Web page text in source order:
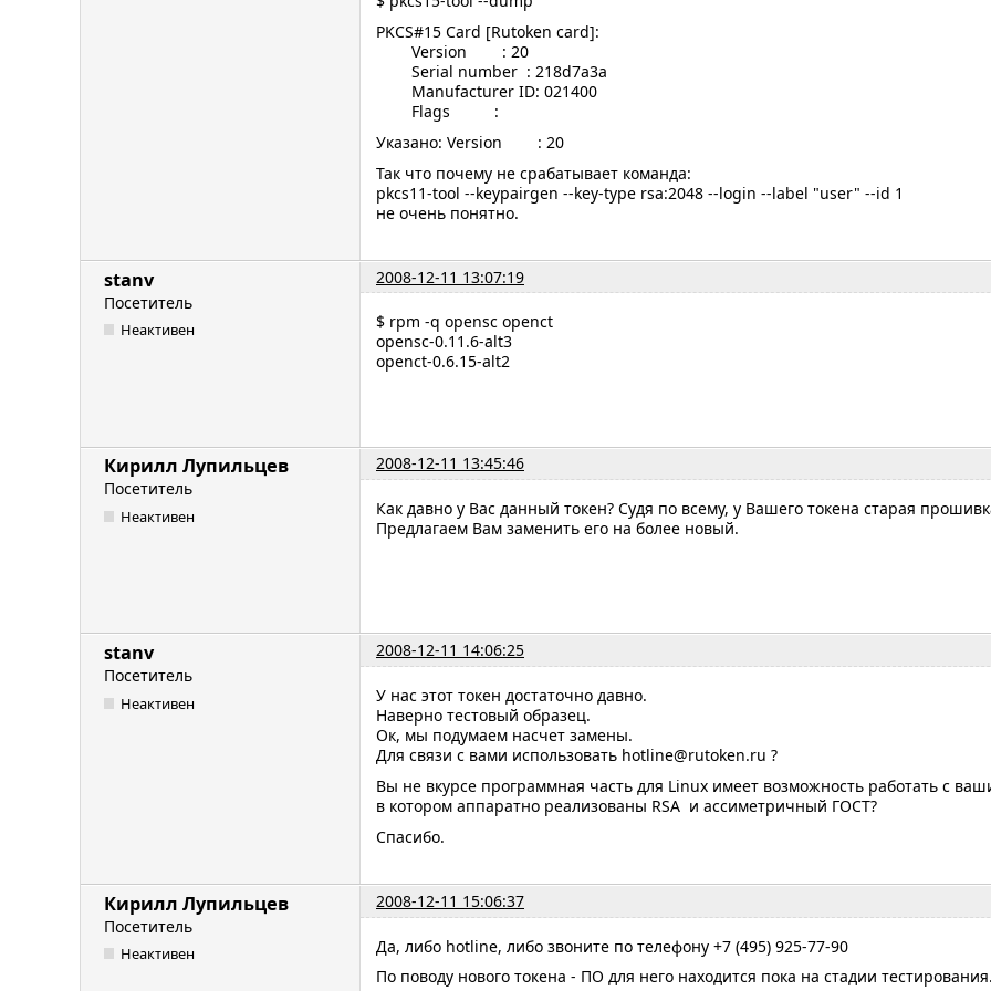
PKCS#15 Card [Rutoken card]:
Version : 20
Serial number : 218d7a3a
Manufacturer ID: 021400
Flags :
Указано: Version : 20
Так что почему не срабатывает команда:
pkcs11-tool --keypairgen --key-type rsa:2048 --login --label "user" --id 1
не очень понятно.
stanv
2008-12-11 13:07:19
Посетитель
Неактивен
$ rpm -q opensc openct
opensc-0.11.6-alt3
openct-0.6.15-alt2
Кирилл Лупильцев
2008-12-11 13:45:46
Посетитель
Неактивен
Как давно у Вас данный токен? Судя по всему, у Вашего токена старая
Предлагаем Вам заменить его на более новый.
stanv
2008-12-11 14:06:25
Посетитель
Неактивен
У нас этот токен достаточно давно.
Наверно тестовый образец.
Ок, мы подумаем насчет замены.
Для связи с вами использовать hotline@rutoken.ru ?
Вы не вкурсе программная часть для Linux имеет возможность работать с
в котором аппаратно реализованы RSA и ассиметричный ГОСТ?
Спасибо.
Кирилл Лупильцев
2008-12-11 15:06:37
Посетитель
Неактивен
Да, либо hotline, либо звоните по телефону +7 (495) 925-77-90
По поводу нового токена - ПО для него находится пока на стадии